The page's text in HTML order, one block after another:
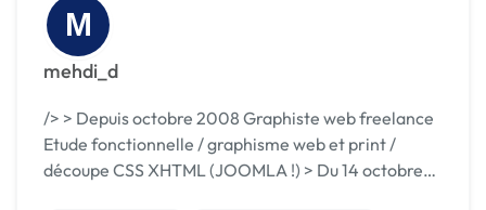
M
mehdi_d
/> > Depuis octobre 2008 Graphiste web freelance
Etude fonctionnelle / graphisme web et print /
découpe CSS XHTML (JOOMLA !) > Du 14 octobre